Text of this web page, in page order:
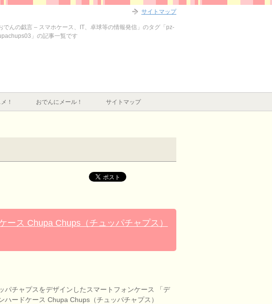
でんの戯言 – スマホケース、IT、卓球等の情報発信」のタグ「pz-
」の記事一覧です
！ おでんにメール！ サイトマップ
ース Chupa Chups（チュッパチャプス）
パチャプスをデザインしたスマートフォンケース 「デ
ハードケース Chupa Chups（チュッパチャプス）
サイトマップ